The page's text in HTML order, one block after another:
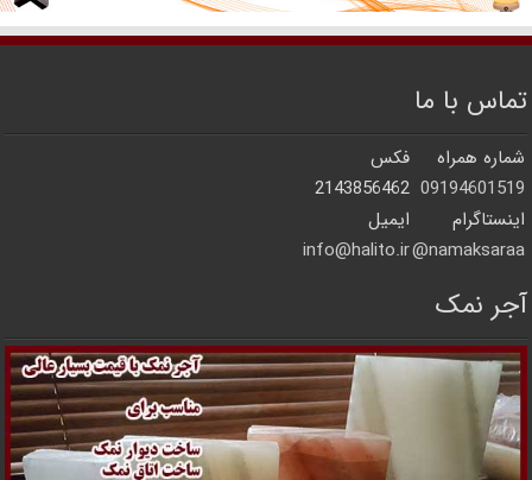
تماس با ما
شماره همراه
فکس
09194601519
2143856462
اینستاگرام
ایمیل
namaksaraa@
info@halito.ir
آجر نمک